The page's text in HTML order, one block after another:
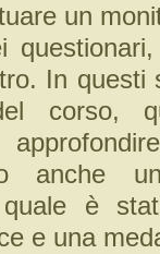
un
In questi
corso,
anche
è
e una